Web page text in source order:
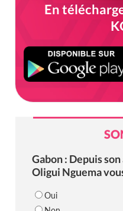
En
Gabon : Depuis
Oligui Nguema
Oui